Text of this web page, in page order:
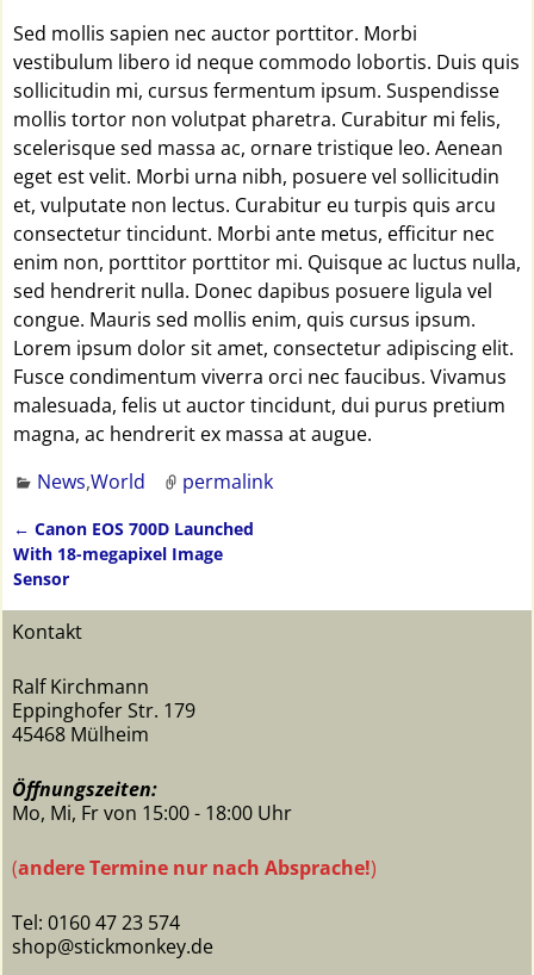
Sed mollis sapien nec auctor porttitor. Morbi
vestibulum libero id neque commodo lobortis. Duis quis
sollicitudin mi, cursus fermentum ipsum. Suspendisse
mollis tortor non volutpat pharetra. Curabitur mi felis,
scelerisque sed massa ac, ornare tristique leo. Aenean
eget est velit. Morbi urna nibh, posuere vel sollicitudin
et, vulputate non lectus. Curabitur eu turpis quis arcu
consectetur tincidunt. Morbi ante metus, efficitur nec
enim non, porttitor porttitor mi. Quisque ac luctus nulla,
sed hendrerit nulla. Donec dapibus posuere ligula vel
congue. Mauris sed mollis enim, quis cursus ipsum.
Lorem ipsum dolor sit amet, consectetur adipiscing elit.
Fusce condimentum viverra orci nec faucibus. Vivamus
malesuada, felis ut auctor tincidunt, dui purus pretium
magna, ac hendrerit ex massa at augue.
News,World permalink
Artikelnavigation
← Canon EOS 700D Launched
With 18-megapixel Image
Sensor
Kontakt
Ralf Kirchmann
Eppinghofer Str. 179
45468 Mülheim
Öffnungszeiten:
Mo, Mi, Fr von 15:00 - 18:00 Uhr
(andere Termine nur nach Absprache!)
Tel: 0160 47 23 574
shop@stickmonkey.de